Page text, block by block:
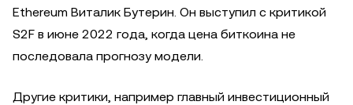
Ethereum Виталик Бутерин. Он выступил с критикой
S2F в июне 2022 года, когда цена биткоина не
последовала прогнозу модели.
Другие критики, например главный инвестиционный